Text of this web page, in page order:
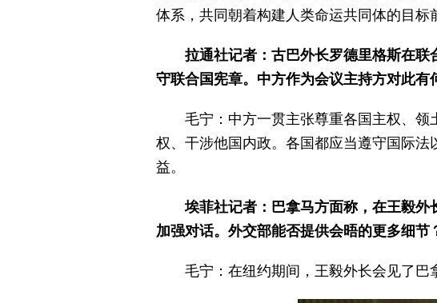
体系，共同朝着构建人类命运共同体的目标
拉通社记者：古巴外长罗德里格斯在
守联合国宪章。中方作为会议主持方对此有
毛宁：中方一贯主张尊重各国主权、
权、干涉他国内政。各国都应当遵守国际
益。
埃菲社记者：巴拿马方面称，在王毅
加强对话。外交部能否提供会晤的更多细节
毛宁：在纽约期间，王毅外长会见了巴